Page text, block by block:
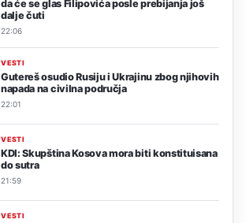
da će se glas Filipovića posle prebijanja još
dalje čuti
22:06
VESTI
Gutereš osudio Rusiju i Ukrajinu zbog njihovih
napada na civilna područja
22:01
VESTI
KDI: Skupština Kosova mora biti konstituisana
do sutra
21:59
VESTI